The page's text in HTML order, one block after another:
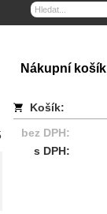
Nákupní košík
Košík:
bez DPH:
s DPH: